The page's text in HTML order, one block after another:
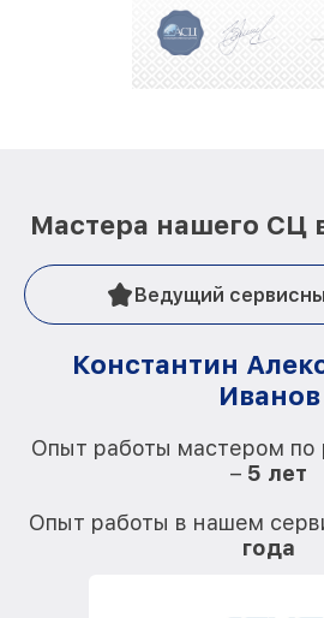
Мастера нашего СЦ
Ведущий
Константин
Иванов
Опыт работы мастером по
– 5 лет
Опыт работы в нашем
года